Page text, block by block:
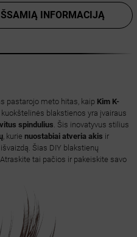
INFORMACIJĄ
pastarojo meto hitas, kaip Kim K-
kuokštelinės blakstienos yra įvairaus
spindulius. Šis inovatyvus stilius
, kurie nuostabiai atveria akis ir
Šias DIY blakstienų
tai pačios ir pakeiskite savo